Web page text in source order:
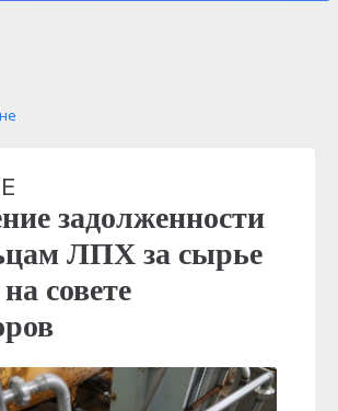
задолженности
ЛПХ за сырье
совете